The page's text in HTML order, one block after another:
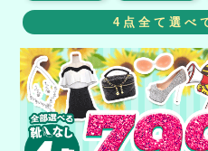
4点全て選べ